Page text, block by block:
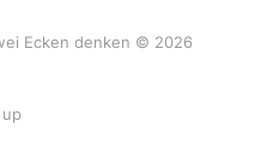
Ecken denken © 2026